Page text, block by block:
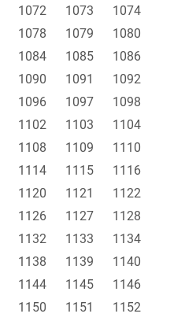
1072 1073
1074
1078 1079
1080
1084 1085
1086
1090 1091
1092
1096 1097
1098
1102 1103
1104
1108 1109
1110
1114 1115
1116
1120 1121
1122
1126 1127
1128
1132 1133
1134
1138 1139
1140
1144 1145
1146
1150 1151 1152